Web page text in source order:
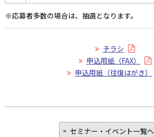
※応募者多数の場合は、抽選となります。
チラシ
申込用紙（FAX）
申込用紙（往復はがき）
セミナー・イベント一覧へ